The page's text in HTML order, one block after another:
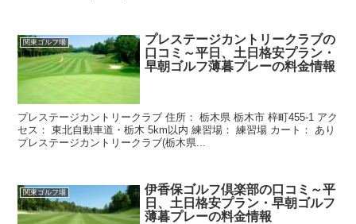
関東ゴルフ場
プレステージカントリークラブの
口コミ～平日、土日格安プラン・
早朝ゴルフ薄暮プレーの料金情報
プレステージカントリークラブ 住所： 栃木県 栃木市 梓町455-1 アク
セス： 東北自動車道・栃木 5km以内 練習場： 練習場 カート： あり
プレステージカントリークラブ(栃木県...
関東ゴルフ場
伊香保ゴルフ倶楽部の口コミ～平
日、土日格安プラン・早朝ゴルフ
薄暮プレーの料金情報